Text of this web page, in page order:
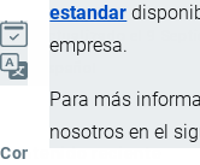
estandar
empresa.
Para más
nosotros en el
Contenido reciente